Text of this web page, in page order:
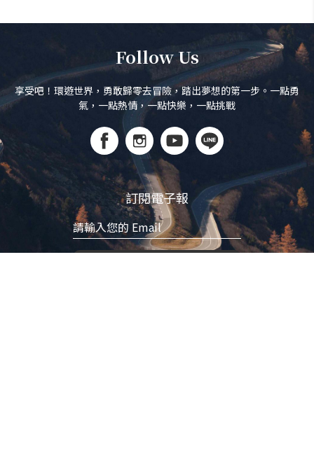
Follow Us
享受吧！環遊世界，勇敢歸零去冒險，踏出夢想的第一步。一點勇
氣，一點熱情，一點快樂，一點挑戰
訂閱電子報